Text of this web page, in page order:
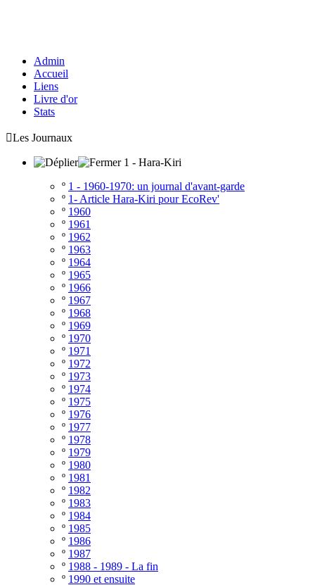
Admin
Accueil
Liens
Livre d'or
Stats
Les Journaux
1 - Hara-Kiri
º 1 - 1960-1970: un journal d'avant-garde
º 1- Article Hara-Kiri pour EcoRev'
º 1960
º 1961
º 1962
º 1963
º 1964
º 1965
º 1966
º 1967
º 1968
º 1969
º 1970
º 1971
º 1972
º 1973
º 1974
º 1975
º 1976
º 1977
º 1978
º 1979
º 1980
º 1981
º 1982
º 1983
º 1984
º 1985
º 1986
º 1987
º 1988 - 1989 - La fin
º 1990 et ensuite